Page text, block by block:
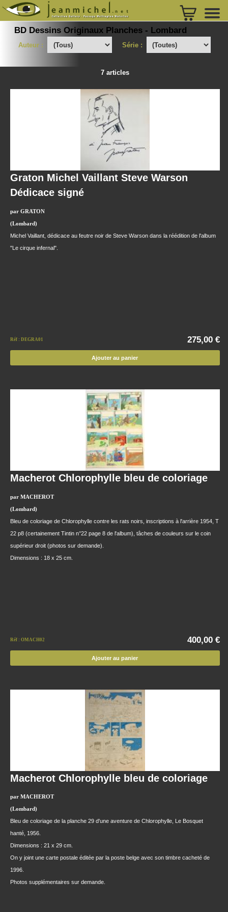
BD Dessins Originaux Planches - Lombard
Auteur : Série :
7 articles
Graton Michel Vaillant Steve Warson
Dédicace signé
par GRATON
(Lombard)
Michel Vaillant, dédicace au feutre noir de Steve Warson dans la réédition de l'album
"Le cirque infernal".
Réf : DEGRA01 275,00 €
Ajouter au panier
Macherot Chlorophylle bleu de coloriage
par MACHEROT
(Lombard)
Bleu de coloriage de Chlorophylle contre les rats noirs, inscriptions à l'arrière 1954, T
22 p8 (certainement Tintin n°22 page 8 de l'album), tâches de couleurs sur le coin
supérieur droit (photos sur demande).
Dimensions : 18 x 25 cm.
Réf : OMACH02 400,00 €
Ajouter au panier
Macherot Chlorophylle bleu de coloriage
par MACHEROT
(Lombard)
Bleu de coloriage de la planche 29 d'une aventure de Chlorophylle, Le Bosquet
hanté, 1956.
Dimensions : 21 x 29 cm.
On y joint une carte postale éditée par la poste belge avec son timbre cacheté de
1996.
Photos supplémentaires sur demande.